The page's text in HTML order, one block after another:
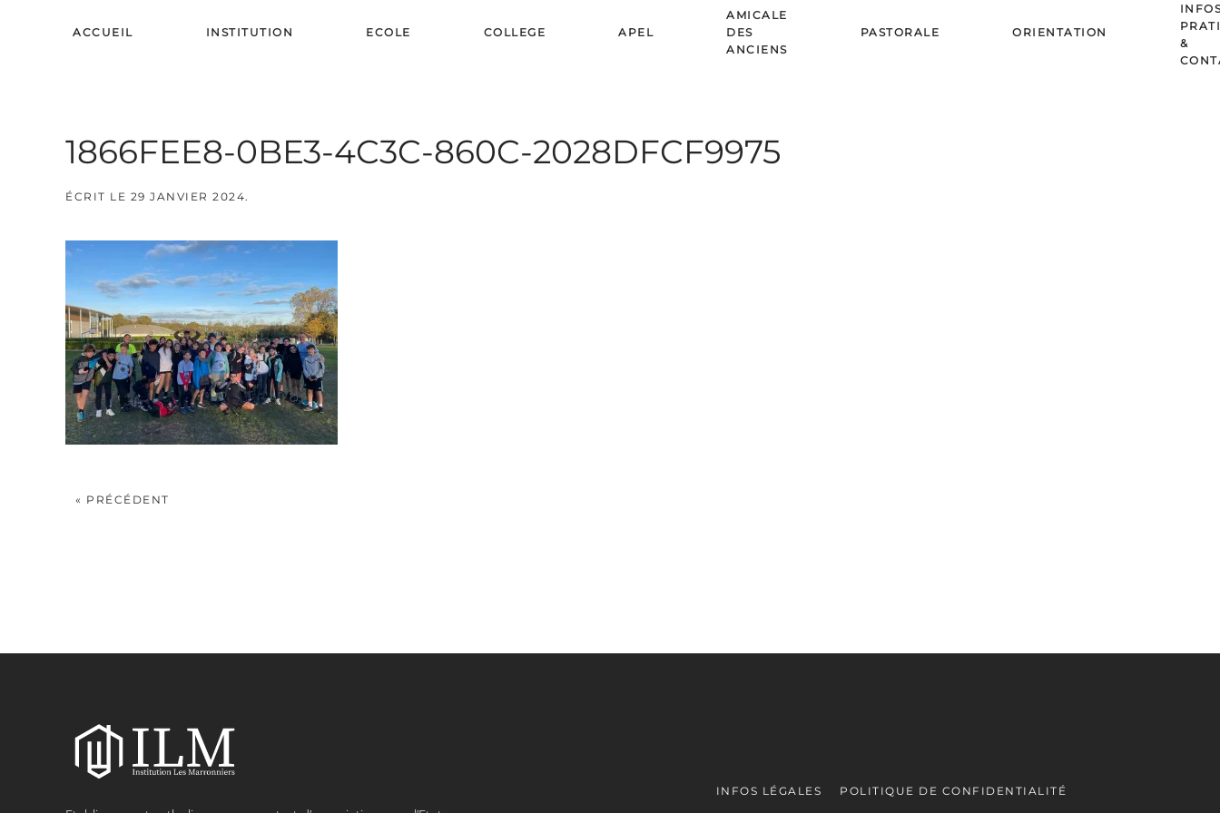
ACCUEIL INSTITUTION ECOLE COLLEGE APEL
AMICALE
DES
ANCIENS
PASTORALE ORIENTATION
&
1866FEE8-0BE3-4C3C-860C-2028DFCF9975
ÉCRIT LE 29 JANVIER 2024.
« PRÉCÉDENT
INFOS LÉGALES POLITIQUE DE CONFIDENTIALITÉ